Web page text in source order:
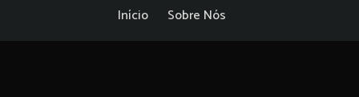
Início Sobre Nós